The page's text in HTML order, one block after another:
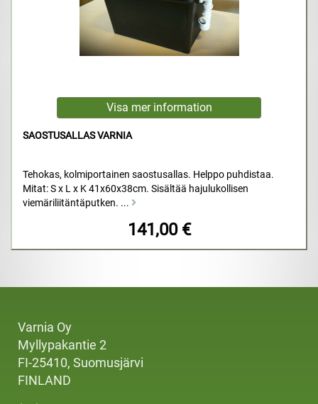
SAOSTUSALLAS VARNIA
Tehokas, kolmiportainen saostusallas. Helppo puhdistaa.
Mitat: S x L x K 41x60x38cm. Sisältää hajulukollisen
viemäriliitäntäputken. ...
141,00 €
Varnia Oy
Myllypakantie 2
FI-25410, Suomusjärvi
FINLAND